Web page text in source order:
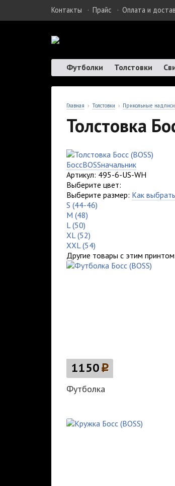
Контакты · Прайс · Оплата и
Футболки
Толстовки
Главная › Толстовки › Прикольные надписи
Толстовка
БоссBOSSначальник
Артикул: 495-6-US-WH
Выберите цвет:
Выберите размер: Как
S (44-46)
M (48)
L (50)
XL (52)
XXL (54)
Другие товары с этим
1150p
Футболка